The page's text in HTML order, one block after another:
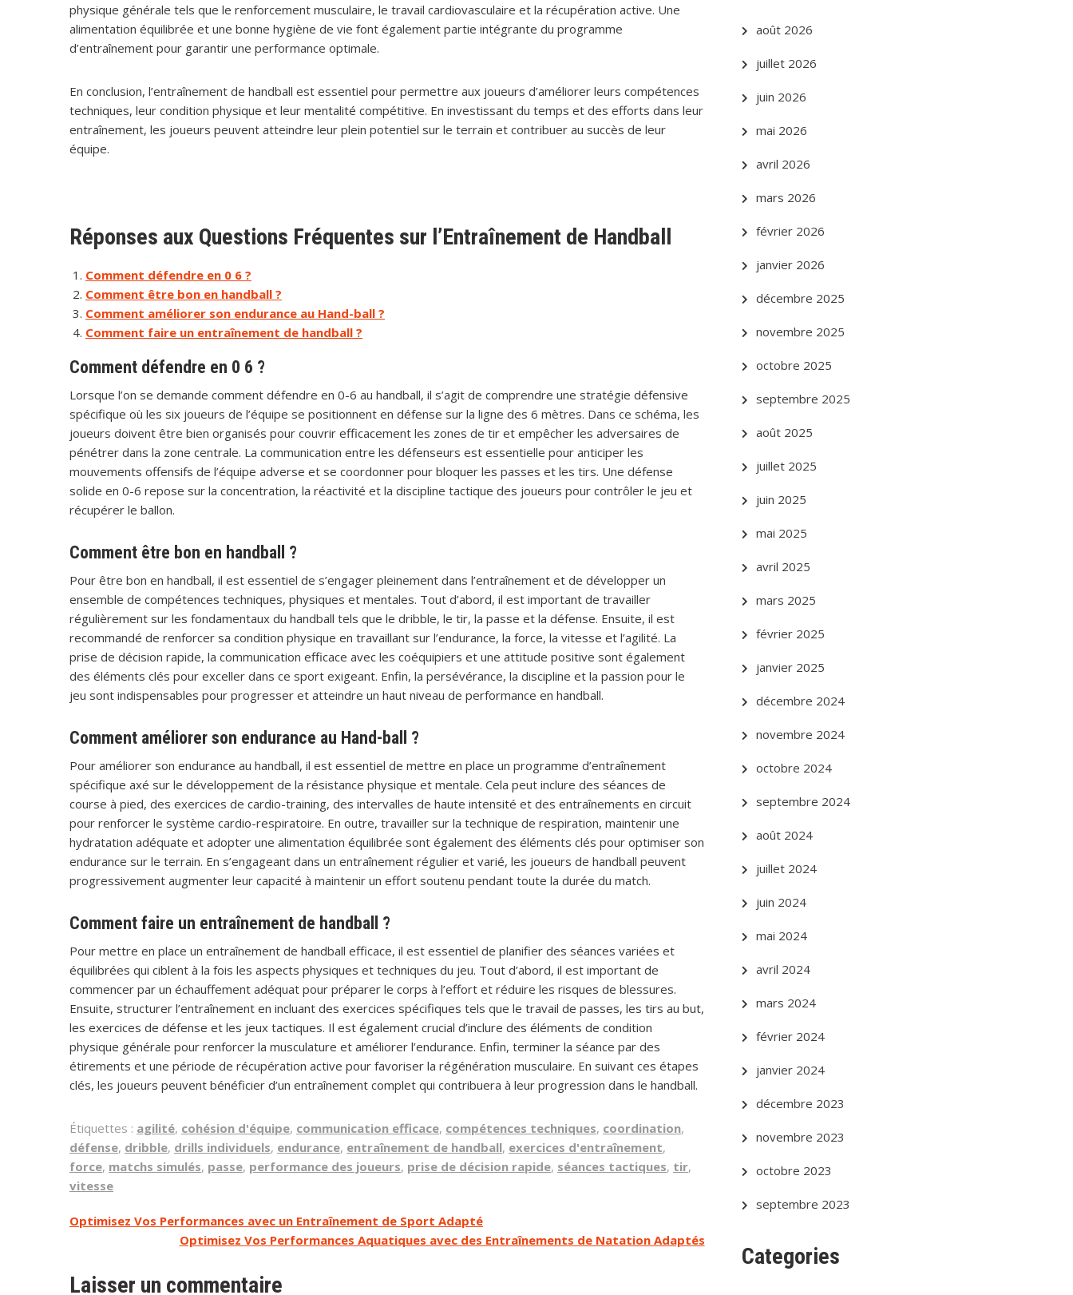
physique générale tels que le renforcement musculaire, le travail cardiovasculaire et la récupération active. Une
alimentation équilibrée et une bonne hygiène de vie font également partie intégrante du programme
d’entraînement pour garantir une performance optimale.
En conclusion, l’entraînement de handball est essentiel pour permettre aux joueurs d’améliorer leurs compétences
techniques, leur condition physique et leur mentalité compétitive. En investissant du temps et des efforts dans leur
entraînement, les joueurs peuvent atteindre leur plein potentiel sur le terrain et contribuer au succès de leur
équipe.
Réponses aux Questions Fréquentes sur l’Entraînement de Handball
Comment défendre en 0 6 ?
Comment être bon en handball ?
Comment améliorer son endurance au Hand-ball ?
Comment faire un entraînement de handball ?
Comment défendre en 0 6 ?
Lorsque l’on se demande comment défendre en 0-6 au handball, il s’agit de comprendre une stratégie défensive
spécifique où les six joueurs de l’équipe se positionnent en défense sur la ligne des 6 mètres. Dans ce schéma, les
joueurs doivent être bien organisés pour couvrir efficacement les zones de tir et empêcher les adversaires de
pénétrer dans la zone centrale. La communication entre les défenseurs est essentielle pour anticiper les
mouvements offensifs de l’équipe adverse et se coordonner pour bloquer les passes et les tirs. Une défense
solide en 0-6 repose sur la concentration, la réactivité et la discipline tactique des joueurs pour contrôler le jeu et
récupérer le ballon.
Comment être bon en handball ?
Pour être bon en handball, il est essentiel de s’engager pleinement dans l’entraînement et de développer un
ensemble de compétences techniques, physiques et mentales. Tout d’abord, il est important de travailler
régulièrement sur les fondamentaux du handball tels que le dribble, le tir, la passe et la défense. Ensuite, il est
recommandé de renforcer sa condition physique en travaillant sur l’endurance, la force, la vitesse et l’agilité. La
prise de décision rapide, la communication efficace avec les coéquipiers et une attitude positive sont également
des éléments clés pour exceller dans ce sport exigeant. Enfin, la persévérance, la discipline et la passion pour le
jeu sont indispensables pour progresser et atteindre un haut niveau de performance en handball.
Comment améliorer son endurance au Hand-ball ?
Pour améliorer son endurance au handball, il est essentiel de mettre en place un programme d’entraînement
spécifique axé sur le développement de la résistance physique et mentale. Cela peut inclure des séances de
course à pied, des exercices de cardio-training, des intervalles de haute intensité et des entraînements en circuit
pour renforcer le système cardio-respiratoire. En outre, travailler sur la technique de respiration, maintenir une
hydratation adéquate et adopter une alimentation équilibrée sont également des éléments clés pour optimiser son
endurance sur le terrain. En s’engageant dans un entraînement régulier et varié, les joueurs de handball peuvent
progressivement augmenter leur capacité à maintenir un effort soutenu pendant toute la durée du match.
Comment faire un entraînement de handball ?
Pour mettre en place un entraînement de handball efficace, il est essentiel de planifier des séances variées et
équilibrées qui ciblent à la fois les aspects physiques et techniques du jeu. Tout d’abord, il est important de
commencer par un échauffement adéquat pour préparer le corps à l’effort et réduire les risques de blessures.
Ensuite, structurer l’entraînement en incluant des exercices spécifiques tels que le travail de passes, les tirs au but,
les exercices de défense et les jeux tactiques. Il est également crucial d’inclure des éléments de condition
physique générale pour renforcer la musculature et améliorer l’endurance. Enfin, terminer la séance par des
étirements et une période de récupération active pour favoriser la régénération musculaire. En suivant ces étapes
clés, les joueurs peuvent bénéficier d’un entraînement complet qui contribuera à leur progression dans le handball.
Étiquettes : agilité, cohésion d'équipe, communication efficace, compétences techniques, coordination,
défense, dribble, drills individuels, endurance, entraînement de handball, exercices d'entraînement,
force, matchs simulés, passe, performance des joueurs, prise de décision rapide, séances tactiques, tir,
vitesse
Navigation
l’article
Optimisez Vos Performances avec un Entraînement de Sport Adapté
Optimisez Vos Performances Aquatiques avec des Entraînements de Natation Adaptés
Laisser un commentaire
août 2026
juillet 2026
juin 2026
mai 2026
avril 2026
mars 2026
février 2026
janvier 2026
décembre 2025
novembre 2025
octobre 2025
septembre 2025
août 2025
juillet 2025
juin 2025
mai 2025
avril 2025
mars 2025
février 2025
janvier 2025
décembre 2024
novembre 2024
octobre 2024
septembre 2024
août 2024
juillet 2024
juin 2024
mai 2024
avril 2024
mars 2024
février 2024
janvier 2024
décembre 2023
novembre 2023
octobre 2023
septembre 2023
Categories